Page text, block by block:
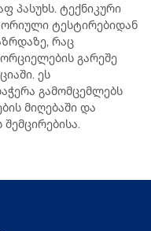
პასუხს. ტექნიკური
ტესტირებიდან
რაც
გარეშე
ეს
გამომცემლებს
მიღებაში და